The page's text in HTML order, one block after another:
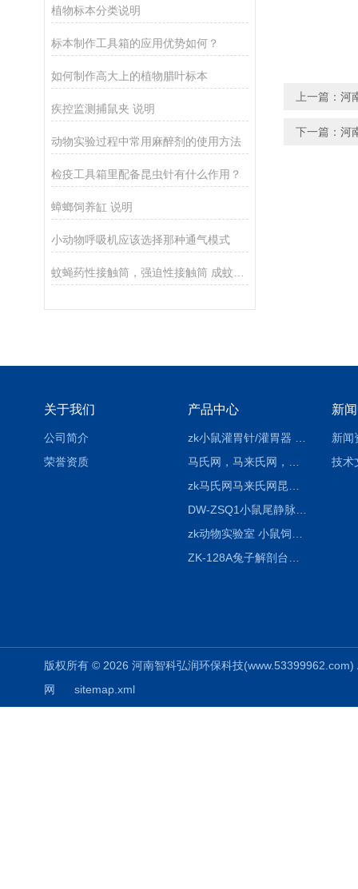
植物标本分类说明
标本制作工具箱的应用优势如何？
如何制作高大上的植物腊叶标本
疾控监测捕鼠夹 说明
动物实验过程中常用麻醉剂的使用方法
检疫工具箱里配备昆虫针有什么作用？
蟑螂饲养缸 说明
小动物呼吸机应该选择那种通气模式
上一篇： 河
下一篇： 河
关于我们
公司简介
荣誉资质
产品中心 新
新闻
技术
版权所有 © 2026 河南智科弘润环保科技
网
sitemap.xml